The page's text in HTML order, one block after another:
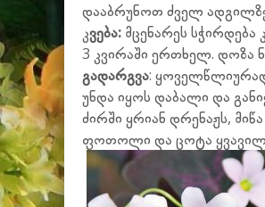
დააბრუნოთ ძველ ადგილზე,
კვება: მცენარეს სჭირდება
3 კვირაში ერთხელ. დოზა
გადარგვა:
უნდა იყოს დაბალი და
ძირში ყრიან დრენაჟს,
ფოთოლი და ცოტა ყვავილი